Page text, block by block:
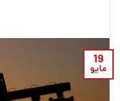
19
مايو